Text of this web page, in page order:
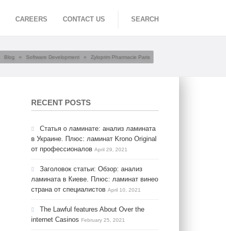
CAREERS CONTACT US SEARCH
Blog » Software Development » Zyloprim Pharmacie Paris
RECENT POSTS
Статья о ламинате: анализ ламината
в Украине. Плюс: ламинат Krono Original
от профессионалов April 29, 2021
Заголовок статьи: Обзор: анализ
ламината в Киеве. Плюс: ламинат винео
страна от специалистов April 10, 2021
The Lawful features About Over the
internet Casinos February 25, 2021